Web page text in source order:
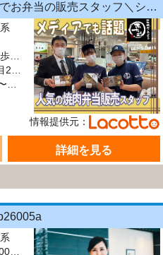
【メディアで話題】デパ地下でお弁当の販売スタッフ＼シフト融通⇒週1日×4h～*扶養内OK／★経験・年齢・ブランク不問★Wワークにも最適♪【履歴書不要×昇給あり】
最寄駅：各線「渋谷駅」より徒歩1分
勤務地：東京都渋谷区渋谷2丁目21-1ヒカリエ B3F 東横のれん街
シフト：10:00〜13:00／10:00〜16:00／16:00〜21:30／17:00〜21:30 週1日~ 長期【3ヶ月以上】
情報提供元：
詳細を見る